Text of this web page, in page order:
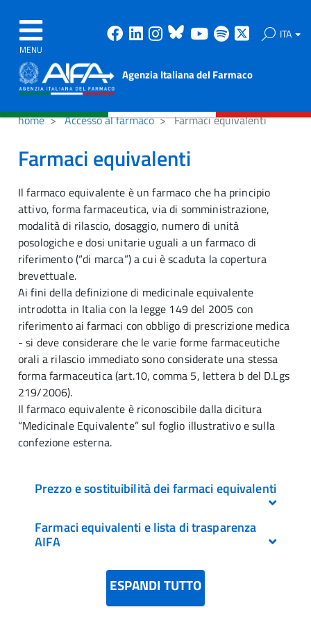
MENU
Facebook
Linkedin
Instagram
Bluesky
Youtube
Spotify ITA
Agenzia Italiana del Farmaco
home Accesso al farmaco Farmaci equivalenti
Farmaci equivalenti
Il farmaco equivalente è un farmaco che ha principio
attivo, forma farmaceutica, via di somministrazione,
modalità di rilascio, dosaggio, numero di unità
posologiche e dosi unitarie uguali a un farmaco di
riferimento (“di marca”) a cui è scaduta la copertura
brevettuale.
Ai fini della definizione di medicinale equivalente
introdotta in Italia con la legge 149 del 2005 con
riferimento ai farmaci con obbligo di prescrizione medica
- si deve considerare che le varie forme farmaceutiche
orali a rilascio immediato sono considerate una stessa
forma farmaceutica (art.10, comma 5, lettera b del D.Lgs
219/2006).
Il farmaco equivalente è riconoscibile dalla dicitura
“Medicinale Equivalente” sul foglio illustrativo e sulla
confezione esterna.
Prezzo e sostituibilità dei farmaci equivalenti
Quando i medicinali equivalenti vengono autorizzati
e classificati in fascia A (quindi a carico del Servizio
Lista di Trasparenza AIFA. I medicinali inseriti in
Farmaci equivalenti e lista di trasparenza
AIFA
L’inserimento di un medicinale nella lista di
trasparenza AIFA avviene a seguito di valutazioni
ESPANDI TUTTO